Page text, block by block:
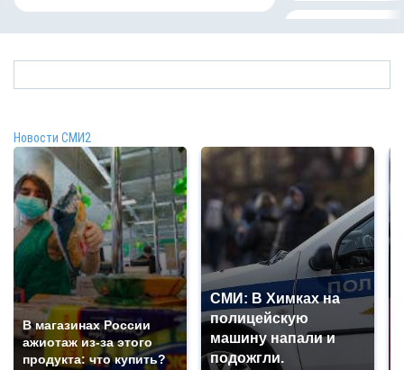
Новости СМИ2
В магазинах России
ажиотаж из-за этого
продукта: что купить?
СМИ: В Химках на
полицейскую
машину напали и
подожгли.